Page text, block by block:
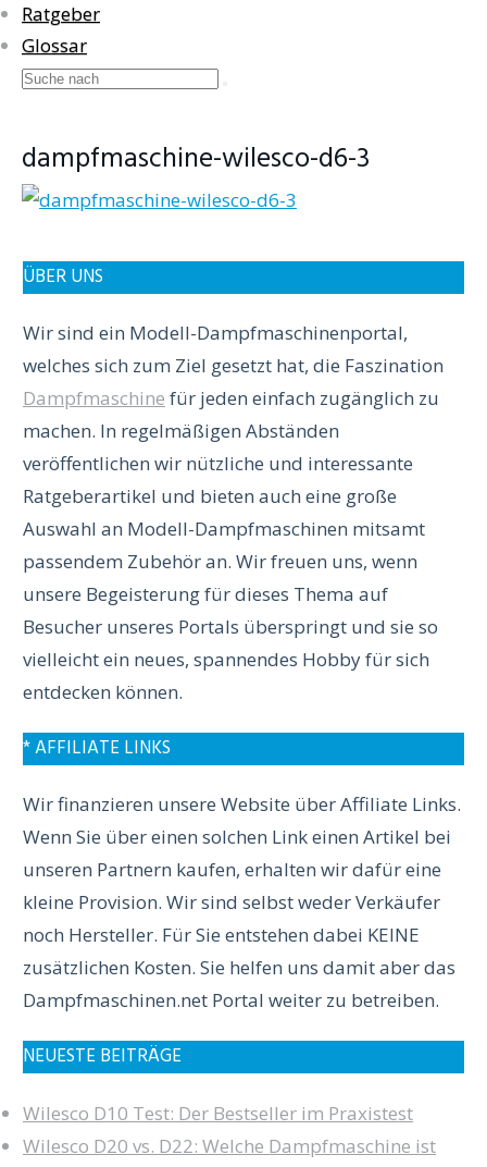
Ratgeber
Glossar
dampfmaschine-wilesco-d6-3
ÜBER UNS
Wir sind ein Modell-Dampfmaschinenportal,
welches sich zum Ziel gesetzt hat, die Faszination
Dampfmaschine für jeden einfach zugänglich zu
machen. In regelmäßigen Abständen
veröffentlichen wir nützliche und interessante
Ratgeberartikel und bieten auch eine große
Auswahl an Modell-Dampfmaschinen mitsamt
passendem Zubehör an. Wir freuen uns, wenn
unsere Begeisterung für dieses Thema auf
Besucher unseres Portals überspringt und sie so
vielleicht ein neues, spannendes Hobby für sich
entdecken können.
* AFFILIATE LINKS
Wir finanzieren unsere Website über Affiliate Links.
Wenn Sie über einen solchen Link einen Artikel bei
unseren Partnern kaufen, erhalten wir dafür eine
kleine Provision. Wir sind selbst weder Verkäufer
noch Hersteller. Für Sie entstehen dabei KEINE
zusätzlichen Kosten. Sie helfen uns damit aber das
Dampfmaschinen.net Portal weiter zu betreiben.
NEUESTE BEITRÄGE
Wilesco D10 Test: Der Bestseller im Praxistest
Wilesco D20 vs. D22: Welche Dampfmaschine ist